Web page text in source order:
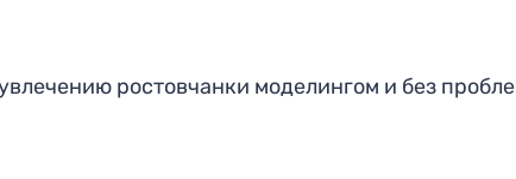
ростовчанки моделингом и без